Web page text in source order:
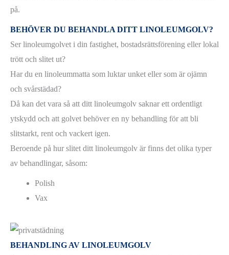
på.
BEHÖVER DU BEHANDLA DITT LINOLEUMGOLV?
Ser linoleumgolvet i din fastighet, bostadsrättsförening eller lokal
trött och slitet ut?
Har du en linoleummatta som luktar unket eller som är ojämn
och svårstädad?
Då kan det vara så att ditt linoleumgolv saknar ett ordentligt
ytskydd och att golvet behöver en ny behandling för att bli
slitstarkt, rent och vackert igen.
Beroende på hur slitet ditt linoleumgolv är finns det olika typer
av behandlingar, såsom:
Polish
Vax
BEHANDLING AV LINOLEUMGOLV